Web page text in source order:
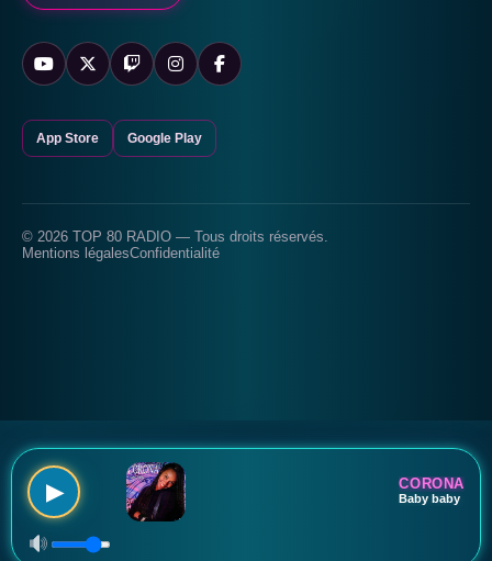
▶ CORONA
Baby baby
App Store Google Play
© 2026 TOP 80 RADIO — Tous droits réservés.
Mentions légalesConfidentialité